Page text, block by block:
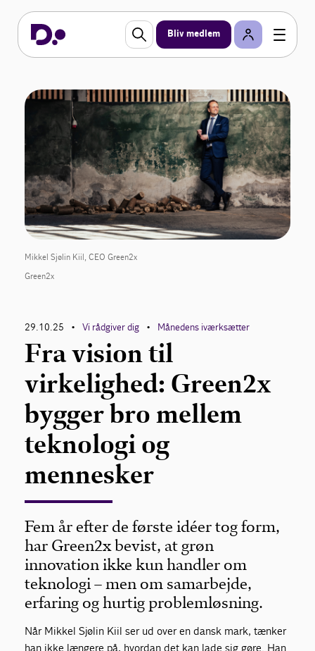
Bliv medlem
Mikkel Sjølin Kiil, CEO Green2x
Green2x
29.10.25 • Vi rådgiver dig • Månedens iværksætter
Fra vision til
virkelighed: Green2x
bygger bro mellem
teknologi og
mennesker
Fem år efter de første idéer tog form,
har Green2x bevist, at grøn
innovation ikke kun handler om
teknologi – men om samarbejde,
erfaring og hurtig problemløsning.
Når Mikkel Sjølin Kiil ser ud over en dansk mark, tænker
han ikke længere på, hvordan det kan lade sig gøre. Han